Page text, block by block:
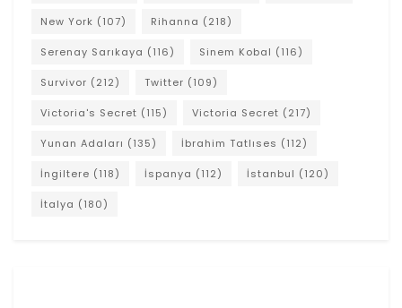
New York (107) Rihanna (218)
Serenay Sarıkaya (116) Sinem Kobal (116)
Survivor (212) Twitter (109)
Victoria's Secret (115) Victoria Secret (217)
Yunan Adaları (135) İbrahim Tatlıses (112)
İngiltere (118) İspanya (112) İstanbul (120)
İtalya (180)